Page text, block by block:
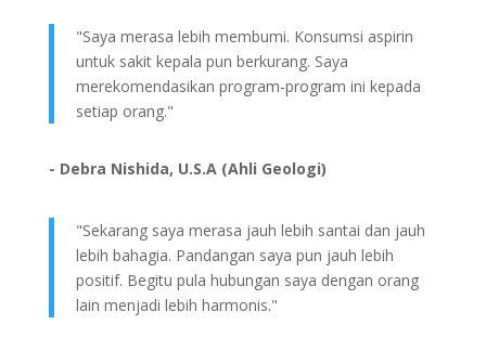
"Saya merasa lebih membumi. Konsumsi aspirin
untuk sakit kepala pun berkurang. Saya
merekomendasikan program-program ini kepada
setiap orang."
- Debra Nishida, U.S.A (Ahli Geologi)
"Sekarang saya merasa jauh lebih santai dan jauh
lebih bahagia. Pandangan saya pun jauh lebih
positif. Begitu pula hubungan saya dengan orang
lain menjadi lebih harmonis."